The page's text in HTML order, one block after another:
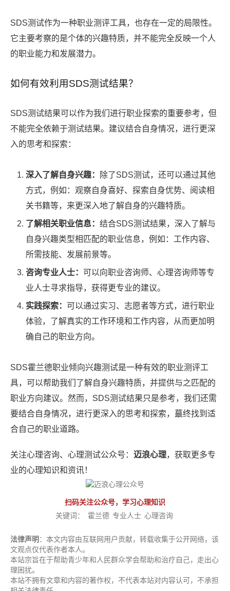
SDS测试作为一种职业测评工具，也存在一定的局限性。
它主要考察的是个体的兴趣特质，并不能完全反映一个人
的职业能力和发展潜力。
如何有效利用SDS测试结果？
SDS测试结果可以作为我们进行职业探索的重要参考，但
不能完全依赖于测试结果。建议结合自身情况，进行更深
入的思考和探索：
深入了解自身兴趣：
除了SDS测试，还可以通过其他
方式，例如：观察自身喜好、探索自身优势、阅读相
关书籍等，来更深入地了解自身的兴趣特质。
了解相关职业信息： 结合SDS测试结果，深入了解与
自身兴趣类型相匹配的职业信息，例如：工作内容、
所需技能、发展前景等。
咨询专业人士： 可以向职业咨询师、心理咨询师等专
业人士寻求指导，获得更专业的建议。
实践探索： 可以通过实习、志愿者等方式，进行职业
体验，了解真实的工作环境和工作内容，从而更加明
确自己的职业方向。
SDS霍兰德职业倾向兴趣测试是一种有效的职业测评工
具，可以帮助我们了解自身兴趣特质，并提供与之匹配的
职业方向建议。然而，SDS测试结果只是参考，我们还需
要结合自身情况，进行更深入的思考和探索，蕞终找到适
合自己的职业道路。
关注心理咨询、心理测试公众号： 迈浪心理，获取更多专
业的心理知识和资讯！
扫码关注公众号，学习心理知识
关键词：
霍兰德 专业人士 心理咨询
法律声明：本文内容由互联网用户贡献，转载收集于公开网络，该
文观点仅代表作者本人。
本站宗旨在于帮助青少年和人民群众学会帮助和治疗自己，走出心
理困扰。
本站不拥有文章和内容的著作权，不代表本站对内容认可，不承担